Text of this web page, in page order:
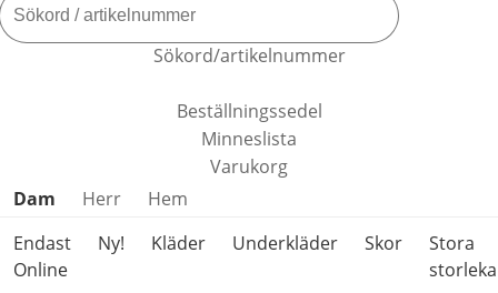
Sökord/artikelnummer
Beställningssedel
Minneslista
Varukorg
Hoppa över produktkategorier
Dam Herr
Hem
Endast
Online
Ny! Kläder Underkläder Skor
Stora